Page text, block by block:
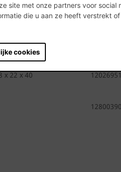
site met onze partners voor social
die u aan ze heeft verstrekt
cookies
x 22 x 40
12800390